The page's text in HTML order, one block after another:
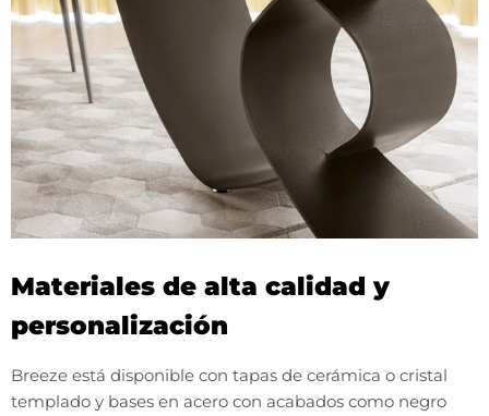
Materiales de alta calidad y
personalización
Breeze está disponible con tapas de cerámica o cristal
templado y bases en acero con acabados como negro